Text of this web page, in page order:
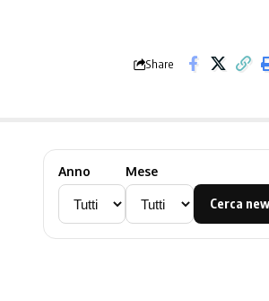
Share
Anno Mese
Cerca